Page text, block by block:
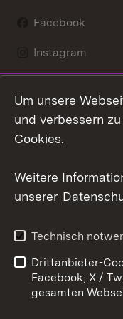
Facebook
Instagram
Mastodon
Youtube
Kontakt
Barrierefreiheit
Impressum
Um unsere
und verbessern
Cookies.
Weitere
unserer
Technisch
Drittanbieter-
Facebook, X /
gesamten